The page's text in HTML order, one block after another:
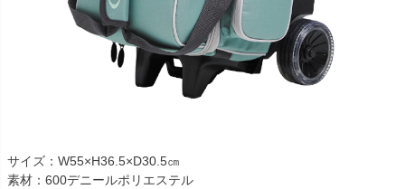
サイズ：W55×H36.5×D30.5㎝
素材：600デニールポリエステル